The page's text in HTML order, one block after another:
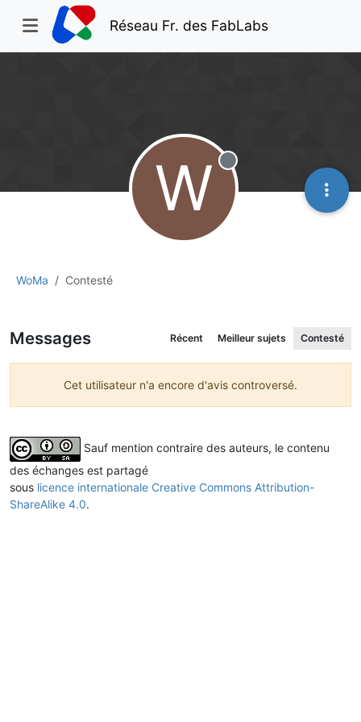
Réseau Fr. des FabLabs
WoMa Contesté
W Hors-ligne
Messages Récent Meilleur sujets Contesté
Cet utilisateur n'a encore d'avis controversé.
Sauf mention contraire des auteurs, le contenu
des échanges est partagé
sous licence internationale Creative Commons Attribution-
ShareAlike 4.0.